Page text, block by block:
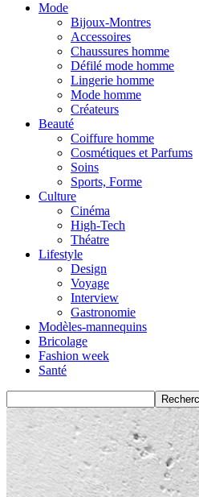
Mode
Bijoux-Montres
Accessoires
Chaussures homme
Défilé mode homme
Lingerie homme
Mode homme
Créateurs
Beauté
Coiffure homme
Cosmétiques et Parfums
Soins
Sports, Forme
Culture
Cinéma
High-Tech
Théatre
Lifestyle
Design
Voyage
Interview
Gastronomie
Modèles-mannequins
Bricolage
Fashion week
Santé